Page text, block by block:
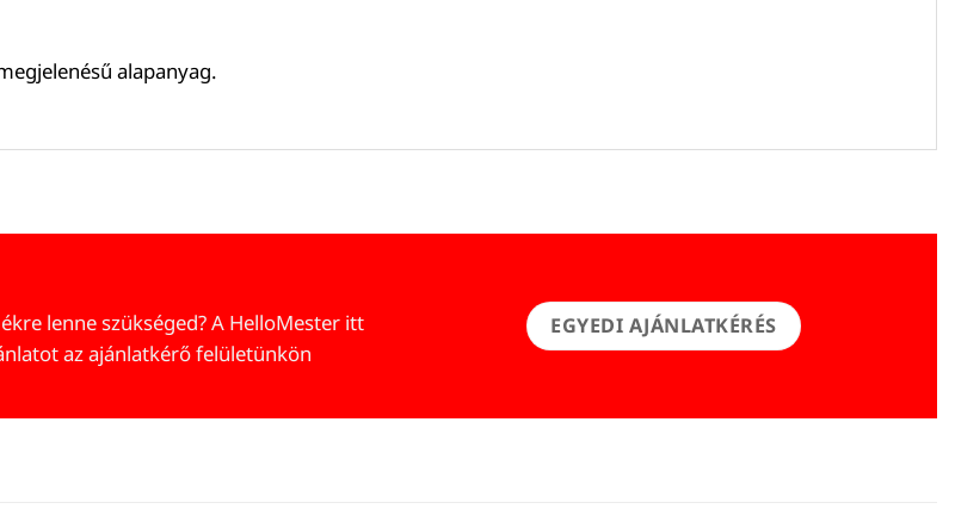
alapanyag.
lenne szükséged? A HelloMester itt
az ajánlatkérő felületünkön
EGYEDI AJÁNLATKÉRÉS